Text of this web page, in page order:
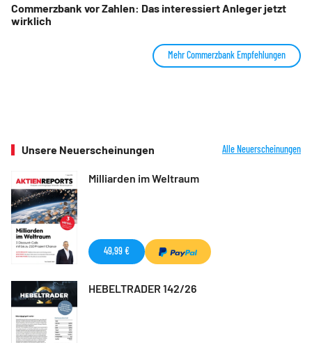
Commerzbank vor Zahlen: Das interessiert Anleger jetzt
wirklich
Mehr Commerzbank Empfehlungen
Unsere Neuerscheinungen Alle Neuerscheinungen
Milliarden im Weltraum
49,99 €
HEBELTRADER 142/26